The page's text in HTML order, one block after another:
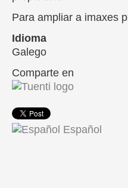
Para ampliar a imaxes
Idioma
Galego
Comparte en
Español